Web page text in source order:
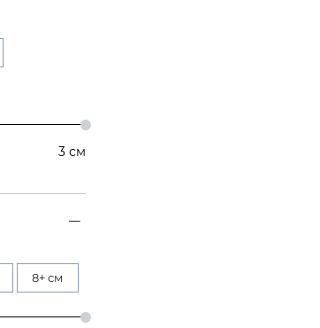
3 см
8+ см